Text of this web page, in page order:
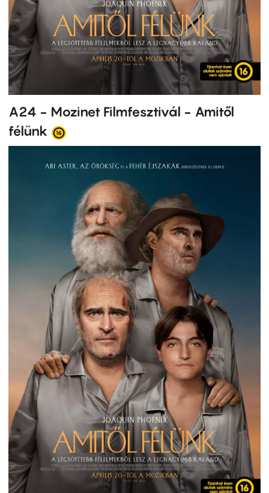
A24 - Mozinet Filmfesztivál - Amitől
félünk